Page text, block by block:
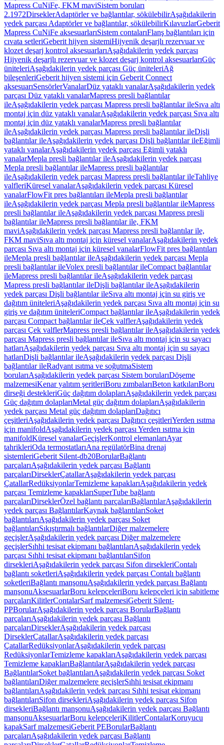
Mapress CuNiFe, FKM maviSistem boruları
2.1972DirseklerAdaptörler ve bağlantılar, sökülebilirAşağıdakilerin
yedek parçası Adaptörler ve bağlantılar, sökülebilirKılavuzlarGeberit
Mapress CuNiFe aksesuarlarıSistem contalarıFlanş bağlantıları için
cıvata setleriGeberit hijyen sistemiHijyenik deşarjlı rezervuar ve
klozet deşarj kontrol aksesuarlarıAşağıdakilerin yedek parçası
Hijyenik deşarjlı rezervuar ve klozet deşarj kontrol aksesuarlarıGüç
üniteleriAşağıdakilerin yedek parçası Güç üniteleriAğ
bileşenleriGeberit hijyen sistemi için Geberit Connect
aksesuarıSensörlerVanalarDüz yataklı vanalarAşağıdakilerin yedek
parçası Düz yataklı vanalarMapress presli bağlantılar
ileAşağıdakilerin yedek parçası Mapress presli bağlantılar ileSıva altı
montaj için düz yataklı vanalarAşağıdakilerin yedek parçası Sıva altı
montaj için düz yataklı vanalarMapress presli bağlantılar
ileAşağıdakilerin yedek parçası Mapress presli bağlantılar ileDişli
bağlantılar ileAşağıdakilerin yedek parçası Dişli bağlantılar ileEğimli
yataklı vanalarAşağıdakilerin yedek parçası Eğimli yataklı
vanalarMepla presli bağlantılar ileAşağıdakilerin yedek parçası
Mepla presli bağlantılar ileMapress presli bağlantılar
ileAşağıdakilerin yedek parçası Mapress presli bağlantılar ileTahliye
valfleriKüresel vanalarAşağıdakilerin yedek parçası Küresel
vanalarFlowFit pres bağlantıları ileMepla presli bağlantılar
ileAşağıdakilerin yedek parçası Mepla presli bağlantılar ileMapress
presli bağlantılar ileAşağıdakilerin yedek parçası Mapress presli
bağlantılar ileMapress presli bağlantılar ile, FKM
maviAşağıdakilerin yedek parçası Mapress presli bağlantılar ile,
FKM maviSıva altı montaj için küresel vanalarAşağıdakilerin yedek
parçası Sıva altı montaj için küresel vanalarFlowFit pres bağlantıları
ileMepla presli bağlantılar ileAşağıdakilerin yedek parçası Mepla
presli bağlantılar ileVolex presli bağlantılar ileCompact bağlantılar
ileMapress presli bağlantılar ileAşağıdakilerin yedek parçası
Mapress presli bağlantılar ileDişli bağlantılar ileAşağıdakilerin
yedek parçası Dişli bağlantılar ileSıva altı montaj için su giriş ve
dağıtım üniteleriAşağıdakilerin yedek parçası Sıva altı montaj için su
giriş ve dağıtım üniteleriCompact bağlantılar ileAşağıdakilerin yedek
parçası Compact bağlantılar ileÇek valflerAşağıdakilerin yedek
parçası Çek valflerMapress presli bağlantılar ileAşağıdakilerin yedek
parçası Mapress presli bağlantılar ileSıva altı montaj için su sayacı
hatlarıAşağıdakilerin yedek parçası Sıva altı montaj için su sayacı
hatlarıDişli bağlantılar ileAşağıdakilerin yedek parçası Dişli
bağlantılar ileRadyant ısıtma ve soğutmaSistem
borularıAşağıdakilerin yedek parçası Sistem borularıDöşeme
malzemesiKenar yalıtım şeritleriBoru zımbalarıBeton katkılarıBoru
dirseği destekleriGüç dağıtım dolaplarıAşağıdakilerin yedek parçası
Güç dağıtım dolaplarıMetal güç dağıtım dolaplarıAşağıdakilerin
yedek parçası Metal güç dağıtım dolaplarıDağıtıcı
çeşitleriAşağıdakilerin yedek parçası Dağıtıcı çeşitleriYerden ısıtma
için manifoldAşağıdakilerin yedek parçası Yerden ısıtma için
manifoldKüresel vanalarGeçişlerKontrol elemanlarıAyar
tahrikleriOda termostatlarıAna regülatörBina drenaj
sistemleriGeberit Silent-db20BorularBağlantı
parçalarıAşağıdakilerin yedek parçası Bağlantı
parçalarıDirseklerÇatallarAşağıdakilerin yedek parçası
ÇatallarRedüksiyonlarTemizleme kapaklarıAşağıdakilerin yedek
parçası Temizleme kapaklarıSuperTube bağlantı
parçalarıDirseklerÖzel bağlantı parçalarıBağlantılarAşağıdakilerin
yedek parçası BağlantılarKaynak bağlantılarıSoket
bağlantılarıAşağıdakilerin yedek parçası Soket
bağlantılarıSıkıştırmalı bağlantılarDiğer malzemelere
geçişlerAşağıdakilerin yedek parçası Diğer malzemelere
geçişlerSıhhi tesisat ekipmanı bağlantılarıAşağıdakilerin yedek
parçası Sıhhi tesisat ekipmanı bağlantılarıSifon
dirsekleriAşağıdakilerin yedek parçası Sifon dirsekleriContalı
bağlantı soketleriAşağıdakilerin yedek parçası Contalı bağlantı
soketleriBağlantı manşonuAşağıdakilerin yedek parçası Bağlantı
manşonuAksesuarlarBoru kelepçeleriBoru kelepçeleri için sabitleme
parçalarıKilitlerContalarSarf malzemesiGeberit Silent-
PPBorularAşağıdakilerin yedek parçası BorularBağlantı
parçalarıAşağıdakilerin yedek parçası Bağlantı
parçalarıDirseklerAşağıdakilerin yedek parçası
DirseklerÇatallarAşağıdakilerin yedek parçası
ÇatallarRedüksiyonlarAşağıdakilerin yedek parçası
RedüksiyonlarTemizleme kapaklarıAşağıdakilerin yedek parçası
Temizleme kapaklarıBağlantılarAşağıdakilerin yedek parçası
BağlantılarSoket bağlantılarıAşağıdakilerin yedek parçası Soket
bağlantılarıDiğer malzemelere geçişlerSıhhi tesisat ekipmanı
bağlantılarıAşağıdakilerin yedek parçası Sıhhi tesisat ekipmanı
bağlantılarıSifon dirsekleriAşağıdakilerin yedek parçası Sifon
dirsekleriBağlantı manşonuAşağıdakilerin yedek parçası Bağlantı
manşonuAksesuarlarBoru kelepçeleriKilitlerContalarKoruyucu
kapakSarf malzemesiGeberit PEBorularBağlantı
parçalarıAşağıdakilerin yedek parçası Bağlantı